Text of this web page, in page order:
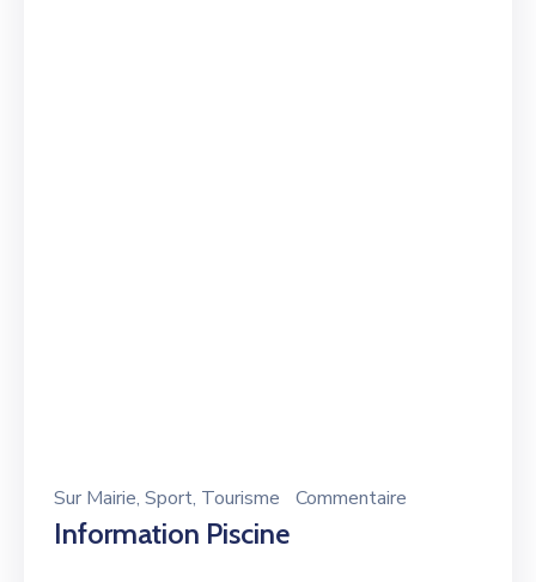
Sur Mairie‚ Sport‚ Tourisme Commentaire
Information Piscine